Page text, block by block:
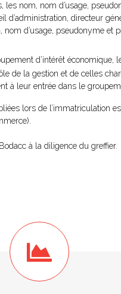
les nom, nom d’usage,
d’administration, directeur
nom d’usage, pseudonyme et
d’intérêt
de la gestion et de celles
à leur entrée dans le
lors de l’immatriculation
à la diligence du greffier.